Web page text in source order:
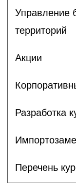
Управление
территорий
Акции
Разработка
Перечень